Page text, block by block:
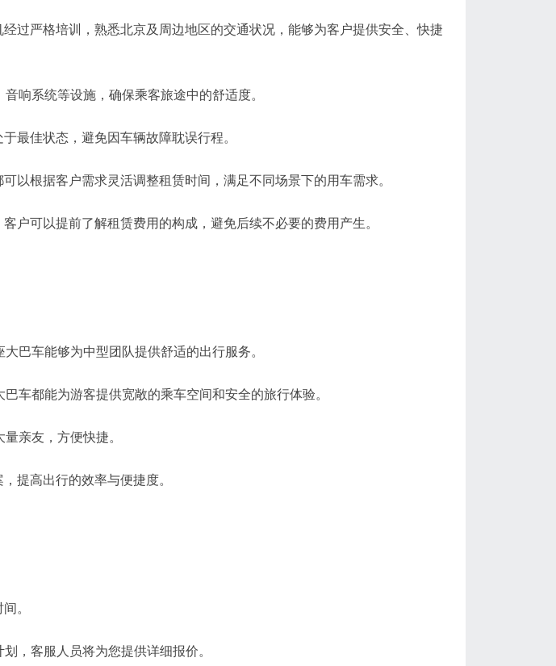
严格培训，熟悉北京及周边地区的交通状况，能够为客户提供安全、快捷
系统等设施，确保乘客旅途中的舒适度。
佳状态，避免因车辆故障耽误行程。
根据客户需求灵活调整租赁时间，满足不同场景下的用车需求。
可以提前了解租赁费用的构成，避免后续不必要的费用产生。
车能够为中型团队提供舒适的出行服务。
都能为游客提供宽敞的乘车空间和安全的旅行体验。
亲友，方便快捷。
提高出行的效率与便捷度。
。
客服人员将为您提供详细报价。